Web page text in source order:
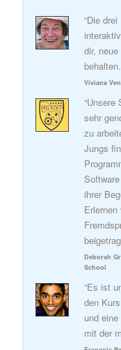
“Die
dir,
Viviana
“Unsere
sehr
zu
Jungs
ihrer
Erlernen
Deborah
School
“Es ist
den
und
mit der